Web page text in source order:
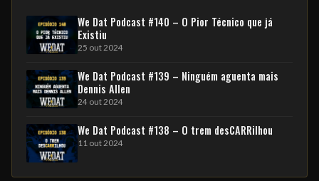
We Dat Podcast #140 – O Pior Técnico que já
Existiu
25 out 2024
We Dat Podcast #139 – Ninguém aguenta mais
Dennis Allen
24 out 2024
We Dat Podcast #138 – O trem desCARRilhou
11 out 2024